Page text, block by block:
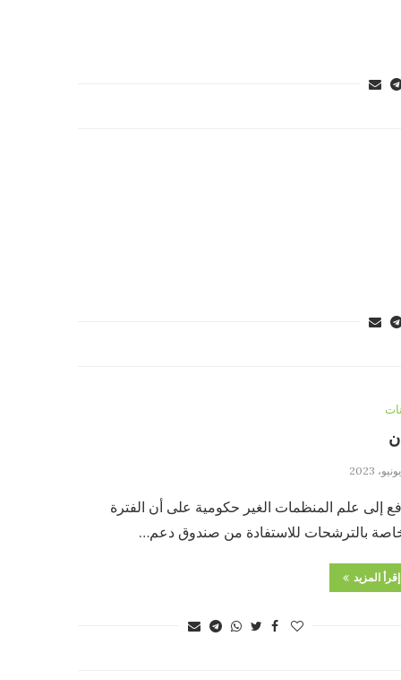
إلى علم المنظمات الغير حكومية على أن الفترة
بالترشحات للاستفادة من صندوق دعم…
إقرأ المزيد